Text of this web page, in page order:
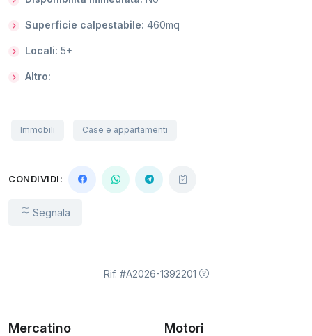
Superficie calpestabile: 460mq
Locali: 5+
Altro:
Immobili Case e appartamenti
CONDIVIDI:
Segnala
Rif. #A2026-1392201
Mercatino Motori